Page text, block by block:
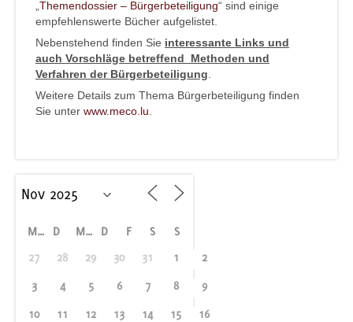
„Themendossier – Bürgerbeteiligung“ sind einige
empfehlenswerte Bücher aufgelistet.
Nebenstehend finden Sie interessante Links und
auch Vorschläge betreffend Methoden und
Verfahren der Bürgerbeteiligung.
Weitere Details zum Thema Bürgerbeteiligung finden
Sie unter www.meco.lu.
M D M D F S
S
27
28 29 30 31 1 2
3 4 5 6 7 8 9
10 11 12 13 14 15 16